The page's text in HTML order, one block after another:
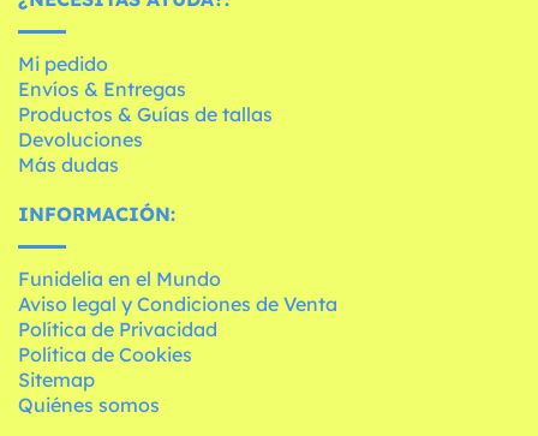
Mi pedido
Envíos & Entregas
Productos & Guías de tallas
Devoluciones
Más dudas
INFORMACIÓN:
Funidelia en el Mundo
Aviso legal y Condiciones de Venta
Política de Privacidad
Política de Cookies
Sitemap
Quiénes somos